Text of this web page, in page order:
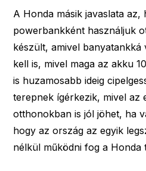
A Honda másik javaslata
powerbankként használjuk
készült, amivel
kell is, mivel maga az akku
is huzamosabb ideig
terepnek ígérkezik, mivel az
otthonokban is jól jöhet, ha
hogy az ország az egyik
nélkül működni fog a Honda